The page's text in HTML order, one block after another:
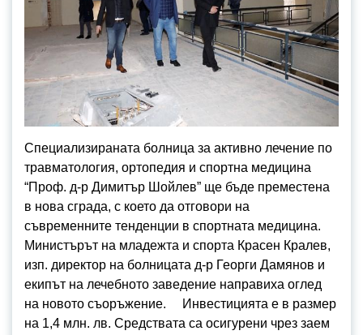
Специализираната болница за активно лечение по
травматология, ортопедия и спортна медицина
“Проф. д-р Димитър Шойлев” ще бъде преместена
в нова сграда, с което да отговори на
съвременните тенденции в спортната медицина.
Министърът на младежта и спорта Красен Кралев,
изп. директор на болницата д-р Георги Дамянов и
екипът на лечебното заведение направиха оглед
на новото съоръжение. Инвестицията е в размер
на 1,4 млн. лв. Средствата са осигурени чрез заем